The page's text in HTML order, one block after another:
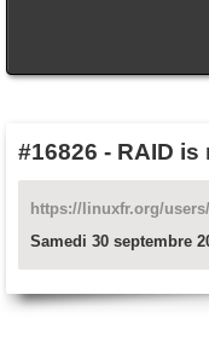
#16826 - RAID is
https://linuxfr.org/
Samedi 30 septembre